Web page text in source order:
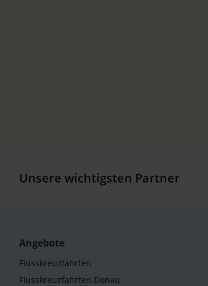
Unsere wichtigsten Partner
Angebote
Flusskreuzfahrten
Flusskreuzfahrten Donau